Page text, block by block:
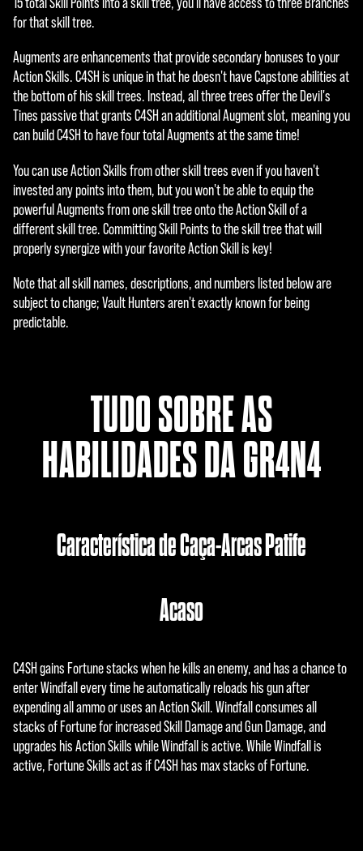
for that skill tree.
Augments are enhancements that provide secondary bonuses to your
Action Skills. C4SH is unique in that he doesn't have Capstone abilities at
the bottom of his skill trees. Instead, all three trees offer the Devil's
Tines passive that grants C4SH an additional Augment slot, meaning you
can build C4SH to have four total Augments at the same time!
You can use Action Skills from other skill trees even if you haven't
invested any points into them, but you won't be able to equip the
powerful Augments from one skill tree onto the Action Skill of a
different skill tree. Committing Skill Points to the skill tree that will
properly synergize with your favorite Action Skill is key!
Note that all skill names, descriptions, and numbers listed below are
subject to change; Vault Hunters aren't exactly known for being
predictable.
TUDO SOBRE AS
HABILIDADES DA GR4N4
Característica de Caça-Arcas Patife
Acaso
C4SH gains Fortune stacks when he kills an enemy, and has a chance to
enter Windfall every time he automatically reloads his gun after
expending all ammo or uses an Action Skill. Windfall consumes all
stacks of Fortune for increased Skill Damage and Gun Damage, and
upgrades his Action Skills while Windfall is active. While Windfall is
active, Fortune Skills act as if C4SH has max stacks of Fortune.